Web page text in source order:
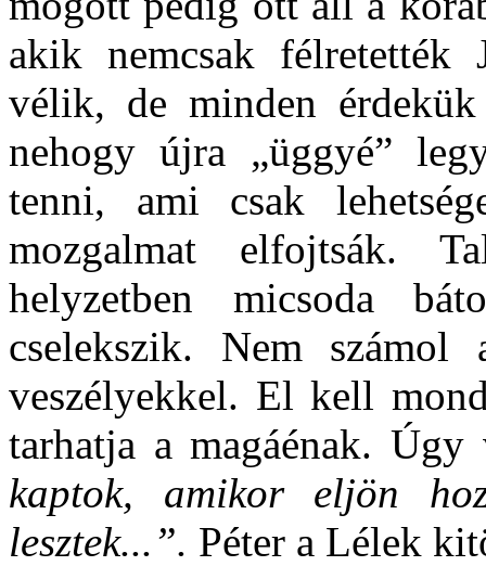
akik nemcsak félretették
vélik, de minden
nehogy újra „üggyé”
tenni, ami csak
mozgalmat elfojtsák.
helyzetben micsoda
cselekszik. Nem számol
veszélyekkel. El kell
tarhatja a magáénak.
kaptok, amikor eljön
lesztek...”. Péter a Lélek